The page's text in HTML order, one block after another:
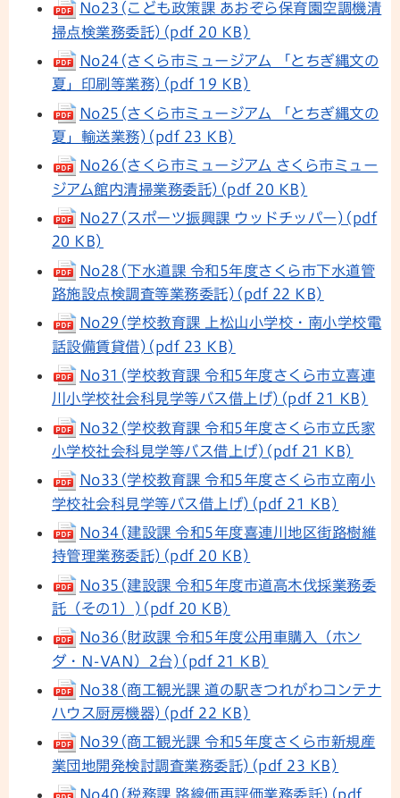
No23(こども政策課 あおぞら保育園空調機清
掃点検業務委託)(pdf 20 KB)
No24(さくら市ミュージアム 「とちぎ縄文の
夏」印刷等業務)(pdf 19 KB)
No25(さくら市ミュージアム 「とちぎ縄文の
夏」輸送業務)(pdf 23 KB)
No26(さくら市ミュージアム さくら市ミュー
ジアム館内清掃業務委託)(pdf 20 KB)
No27(スポーツ振興課 ウッドチッパー)(pdf
20 KB)
No28(下水道課 令和5年度さくら市下水道管
路施設点検調査等業務委託)(pdf 22 KB)
No29(学校教育課 上松山小学校・南小学校電
話設備賃貸借)(pdf 23 KB)
No31(学校教育課 令和5年度さくら市立喜連
川小学校社会科見学等バス借上げ)(pdf 21 KB)
No32(学校教育課 令和5年度さくら市立氏家
小学校社会科見学等バス借上げ)(pdf 21 KB)
No33(学校教育課 令和5年度さくら市立南小
学校社会科見学等バス借上げ)(pdf 21 KB)
No34(建設課 令和5年度喜連川地区街路樹維
持管理業務委託)(pdf 20 KB)
No35(建設課 令和5年度市道高木伐採業務委
託（その1）)(pdf 20 KB)
No36(財政課 令和5年度公用車購入（ホン
ダ・N-VAN）2台)(pdf 21 KB)
No38(商工観光課 道の駅きつれがわコンテナ
ハウス厨房機器)(pdf 22 KB)
No39(商工観光課 令和5年度さくら市新規産
業団地開発検討調査業務委託)(pdf 23 KB)
No40(税務課 路線価再評価業務委託)(pdf